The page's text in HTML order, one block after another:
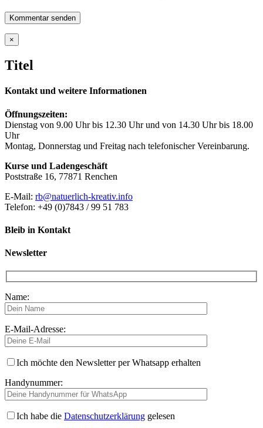
Close
product
view
×
Titel
Kontakt und weitere Informationen
Öffnungszeiten:
Dienstag von 9.00 Uhr bis 12.30 Uhr und von 14.30 Uhr bis 18.00
Uhr
Montag, Donnerstag und Freitag nach telefonischer Vereinbarung.
Kurse und Ladengeschäft
Poststraße 16, 77871 Renchen
E-Mail: rb@natuerlich-kreativ.info
Telefon: +49 (0)7843 / 99 51 783
Bleib in Kontakt
Newsletter
Name:
E-Mail-Adresse:
Ich möchte den Newsletter per Whatsapp erhalten
Handynummer:
Ich habe die Datenschutzerklärung gelesen